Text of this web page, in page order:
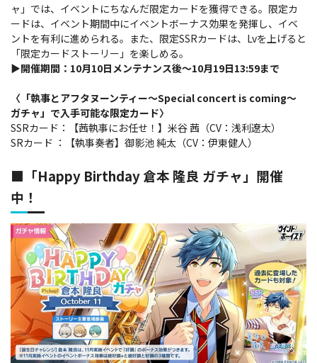
ャ」では、イベントにちなんだ限定カードを獲得できる。限定カ
ードは、イベント期間中にイベントボーナス効果を発揮し、イベ
ントを有利に進められる。また、限定SSRカードは、Lvを上げると
「限定カードストーリー」を楽しめる。
▶開催期間：10月10日メンテナンス後～10月19日13:59まで
〈「執事とアフタヌーンティー～Special concert is coming～
ガチャ」で入手可能な限定カード〉
SSRカード：【茜執事にお任せ！】米谷 茜（CV：浅利遼太）
SRカード ：【執事奏者】御影池 純太（CV：伊東健人）
■「Happy Birthday 倉本 隆良 ガチャ」開催
中！